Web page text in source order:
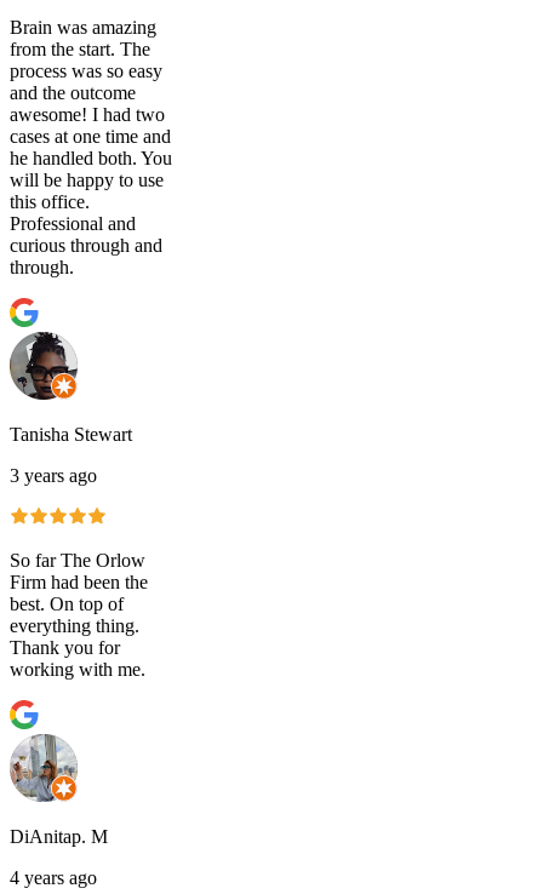
Brain was amazing
from the start. The
process was so easy
and the outcome
awesome! I had two
cases at one time and
he handled both. You
will be happy to use
this office.
Professional and
curious through and
through.
Tanisha Stewart
3 years ago
So far The Orlow
Firm had been the
best. On top of
everything thing.
Thank you for
working with me.
DiAnitap. M
4 years ago